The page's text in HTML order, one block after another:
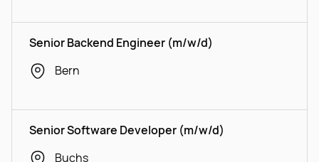
Senior Backend Engineer (m/w/d)
Bern
Senior Software Developer (m/w/d)
Buchs